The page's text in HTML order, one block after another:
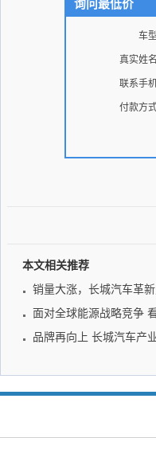
询问最低价
车型
真实姓名
联系手机
付款方式
本文相关推荐
销量大涨，长城汽车革
面对全球能源战略竞争
品牌再向上 长城汽车产